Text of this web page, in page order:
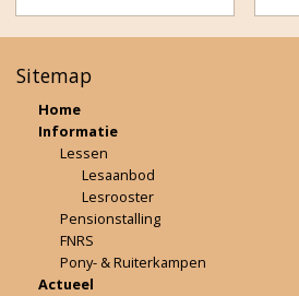
Sitemap
Home
Informatie
Lessen
Lesaanbod
Lesrooster
Pensionstalling
FNRS
Pony- & Ruiterkampen
Actueel